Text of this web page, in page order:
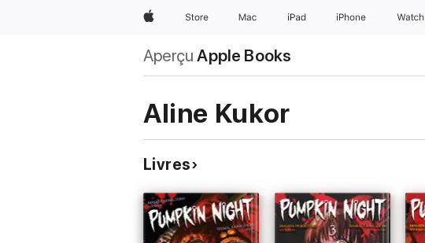
AppleStore Mac iPad iPhone Watch
Aperçu Apple Books
Aline Kukor
Livres